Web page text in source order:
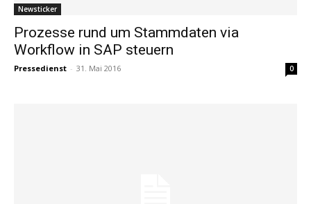
Newsticker
Prozesse rund um Stammdaten via
Workflow in SAP steuern
Pressedienst - 31. Mai 2016 0